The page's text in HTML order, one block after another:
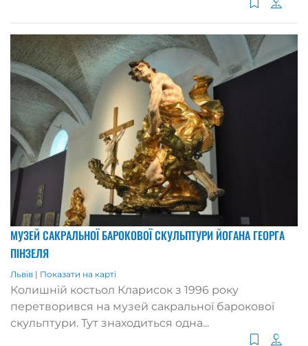
МУЗЕЙ САКРАЛЬНОЇ БАРОКОВОЇ СКУЛЬПТУРИ ЙОГАНА ГЕОРГА
ПІНЗЕЛЯ
Львів | Показати на карті
Колишній костьол Кларисок з 1996 року
перетворився на музей сакральної барокової
скульптури. Тут знаходиться одна...